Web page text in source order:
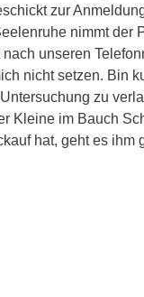
zur
nimmt der
unseren
nicht setzen. Bin
zu
Kleine im Bauch
hat, geht es ihm